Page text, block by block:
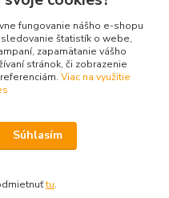
rychlo.sk
fungovanie nášho e-shopu
štatistík o webe,
zapamätanie vášho
stránok, či zobrazenie
Viac na využitie
Súhlasím
tu.